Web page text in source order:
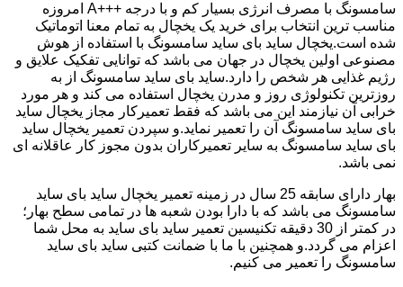
سامسونگ با مصرف انرژی بسیار کم و با درجه +++A امروزه
مناسب ترین انتخاب برای خرید یک یخچال به تمام معنا اتوماتیک
شده است.یخچال ساید بای ساید سامسونگ با استفاده از هوش
مصنوعی اولین یخچال در جهان می باشد که توانایی تفکیک علایق و
رژیم غذایی هر شخص را دارد.ساید بای ساید سامسونگ از به
روزترین تکنولوژی روز و مدرن یخچال استفاده می کند و هر مورد
خرابی آن نیازمند این می باشد که فقط تعمیرکار مجاز یخچال ساید
بای ساید سامسونگ آن را تعمیر نماید.و سپردن تعمیر یخچال ساید
بای ساید سامسونگ به سایر تعمیرکاران بدون مجوز کار عاقلانه ای
نمی باشد.
بهار دارای سابقه 25 سال در زمینه تعمیر یخچال ساید بای ساید
سامسونگ می باشد که با دارا بودن شعبه ها در تمامی سطح بهار؛
در کمتر از 30 دقیقه تکنیسین تعمیر ساید بای ساید به محل شما
اعزام می گردد.و همچنین با ما با ضمانت کتبی ساید بای ساید
سامسونگ را تعمیر می کنیم.